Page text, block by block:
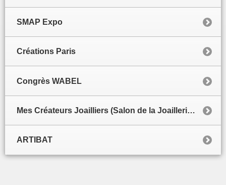
SMAP Expo
Créations Paris
Congrès WABEL
Mes Créateurs Joailliers (Salon de la Joaillerie de luxe)
ARTIBAT